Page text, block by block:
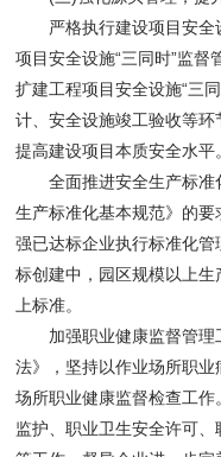
严格执行建设项目安全
项目安全设施“三同时”监督
扩建工程项目安全设施“三
计、安全设施竣工验收等环
提高建设项目本质安全水平
全面推进安全生产标准
生产标准化基本规范》的
强已达标企业执行标准化
标创建中，园区规模以上
上标准。
加强职业健康监督管理
法》，坚持以作业场所职
场所职业健康监督检查工作
监护、职业卫生安全许可